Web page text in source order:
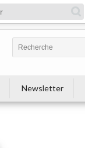
Newsletter